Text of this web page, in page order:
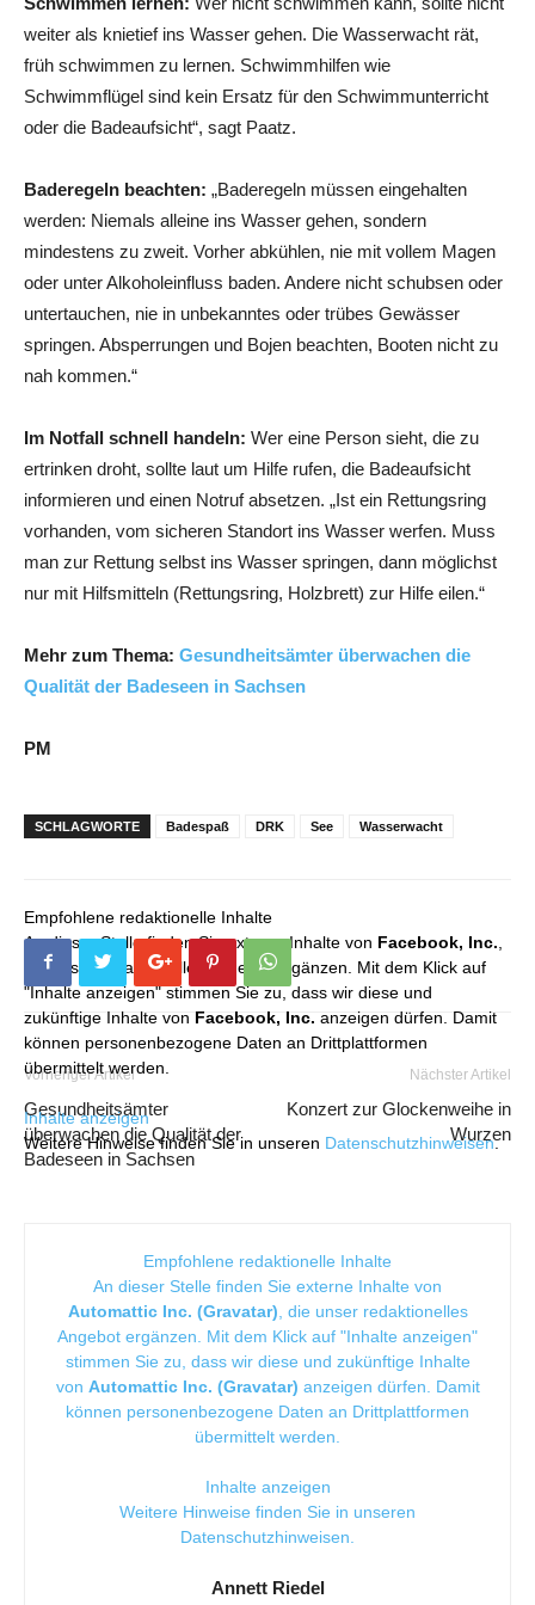
weiter als knietief ins Wasser gehen. Die Wasserwacht rät,
früh schwimmen zu lernen. Schwimmhilfen wie
Schwimmflügel sind kein Ersatz für den Schwimmunterricht
oder die Badeaufsicht“, sagt Paatz.
Baderegeln beachten: „Baderegeln müssen eingehalten
werden: Niemals alleine ins Wasser gehen, sondern
mindestens zu zweit. Vorher abkühlen, nie mit vollem Magen
oder unter Alkoholeinfluss baden. Andere nicht schubsen oder
untertauchen, nie in unbekanntes oder trübes Gewässer
springen. Absperrungen und Bojen beachten, Booten nicht zu
nah kommen.“
Im Notfall schnell handeln: Wer eine Person sieht, die zu
ertrinken droht, sollte laut um Hilfe rufen, die Badeaufsicht
informieren und einen Notruf absetzen. „Ist ein Rettungsring
vorhanden, vom sicheren Standort ins Wasser werfen. Muss
man zur Rettung selbst ins Wasser springen, dann möglichst
nur mit Hilfsmitteln (Rettungsring, Holzbrett) zur Hilfe eilen.“
Mehr zum Thema: Gesundheitsämter überwachen die
Qualität der Badeseen in Sachsen
PM
SCHLAGWORTE Badespaß DRK See Wasserwacht
Empfohlene redaktionelle Inhalte
An dieser Stelle finden Sie externe Inhalte von Facebook, Inc.
die unser redaktionelles Angebot ergänzen. Mit dem Klick auf
"Inhalte anzeigen" stimmen Sie zu, dass wir diese und
zukünftige Inhalte von Facebook, Inc. anzeigen dürfen. Damit
können personenbezogene Daten an Drittplattformen
übermittelt werden.
Inhalte anzeigen
Weitere Hinweise finden Sie in unseren Datenschutzhinweisen.
Vorheriger Artikel
Gesundheitsämter
überwachen die Qualität der
Badeseen in Sachsen
Nächster Artikel
Konzert zur Glockenweihe in
Wurzen
Empfohlene redaktionelle Inhalte
An dieser Stelle finden Sie externe Inhalte von
Automattic Inc. (Gravatar) , die unser redaktionelles
Angebot ergänzen. Mit dem Klick auf "Inhalte anzeigen"
stimmen Sie zu, dass wir diese und zukünftige Inhalte
von Automattic Inc. (Gravatar) anzeigen dürfen. Damit
können personenbezogene Daten an Drittplattformen
übermittelt werden.
Inhalte anzeigen
Weitere Hinweise finden Sie in unseren
Datenschutzhinweisen
Annett Riedel